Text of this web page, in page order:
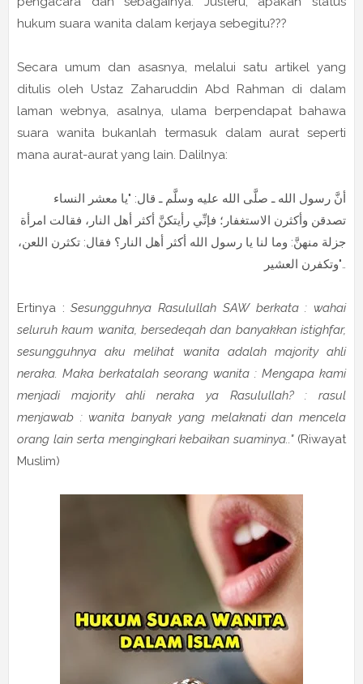
hukum suara wanita dalam kerjaya sebegitu???
Secara umum dan asasnya, melalui satu artikel yang
ditulis oleh Ustaz Zaharuddin Abd Rahman di dalam
laman webnya, asalnya, ulama berpendapat bahawa
suara wanita bukanlah termasuk dalam aurat seperti
mana aurat-aurat yang lain. Dalilnya:
أنَّ رسول الله ـ صلَّى الله عليه وسلَّم ـ قال: "يا معشر النساء
تصدقن وأكثرن الاستغفار؛ فإنِّي رأيتكنَّ أكثر أهل النار، فقالت امرأة
جزلة منهنَّ: وما لنا يا رسول الله أكثر أهل النار؟ فقال: تكثرن اللعن،
وتكفرن العشير"..
Ertinya : Sesungguhnya Rasulullah SAW berkata : wahai
seluruh kaum wanita, bersedeqah dan banyakkan istighfar,
sesungguhnya aku melihat wanita adalah majority ahli
neraka. Maka berkatalah seorang wanita : Mengapa kami
menjadi majority ahli neraka ya Rasulullah? : rasul
menjawab : wanita banyak yang melaknati dan mencela
orang lain serta mengingkari kebaikan suaminya.." (Riwayat
Muslim)